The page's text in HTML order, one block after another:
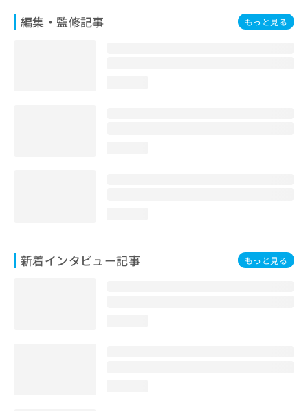
編集・監修記事 もっと見る
新着インタビュー記事 もっと見る